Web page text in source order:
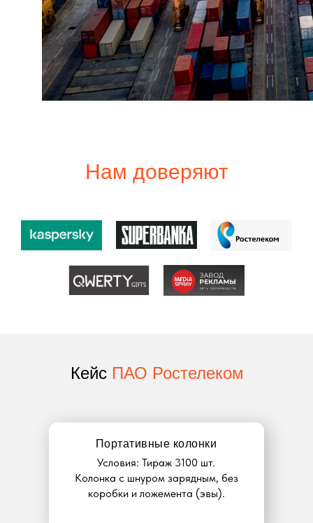
Нам доверяют
Кейс ПАО Ростелеком
Портативные колонки
Условия: Тираж 3100 шт.
Колонка с шнуром зарядным, без
коробки и ложемента (эвы).